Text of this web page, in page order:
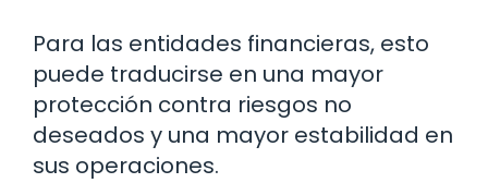
Para las entidades financieras, esto
puede traducirse en una mayor
protección contra riesgos no
deseados y una mayor estabilidad en
sus operaciones.